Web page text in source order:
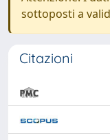
sottoposti a
Citazioni